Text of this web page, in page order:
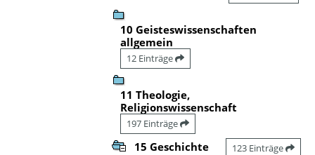
10 Geisteswissenschaften
allgemein
12 Einträge
11 Theologie,
Religionswissenschaft
197 Einträge
15 Geschichte 123 Einträge